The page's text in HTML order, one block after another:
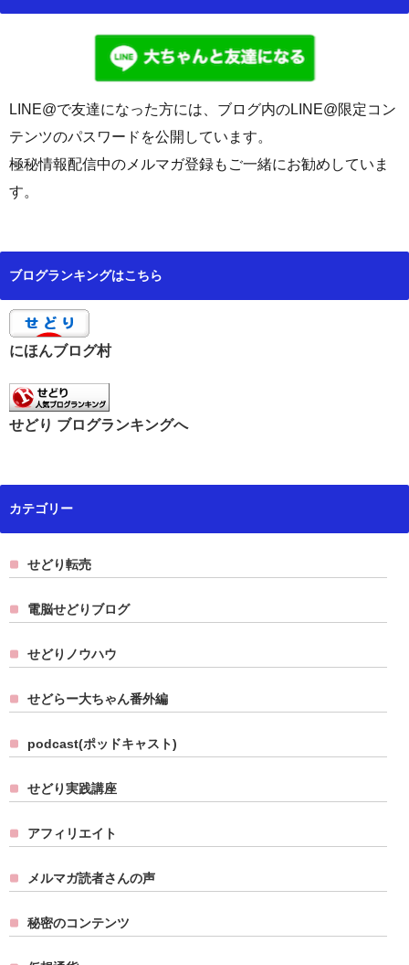
LINE@で友達になった方には、ブログ内のLINE@限定コン
テンツのパスワードを公開しています。
極秘情報配信中のメルマガ登録もご一緒にお勧めしていま
す。
ブログランキングはこちら
にほんブログ村
せどり ブログランキングへ
カテゴリー
せどり転売
電脳せどりブログ
せどりノウハウ
せどらー大ちゃん番外編
podcast(ポッドキャスト)
せどり実践講座
アフィリエイト
メルマガ読者さんの声
秘密のコンテンツ